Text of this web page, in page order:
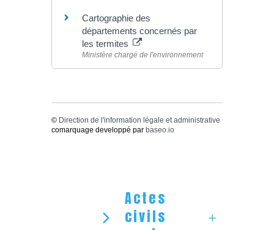
Cartographie des
départements concernés par
les termites
Ministère chargé de l'environnement
© Direction de l'information légale et administrative
comarquage developpé par baseo.io
Actes
civils